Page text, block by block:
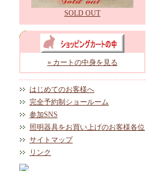
SOLD OUT
» カートの中身を見る
はじめてのお客様へ
完全予約制ショールーム
参加SNS
照明器具をお買い上げのお客様各位
サイトマップ
リンク